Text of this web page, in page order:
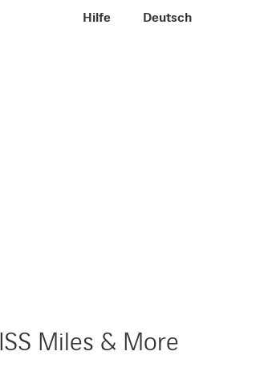
Hilfe DE
Deutsch
Miles & More